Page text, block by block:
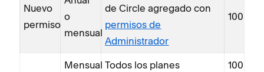
Nuevo
permiso
o
mensual
de Circle agregado con
permisos de
Administrador
100
Mensual Todos los planes 100